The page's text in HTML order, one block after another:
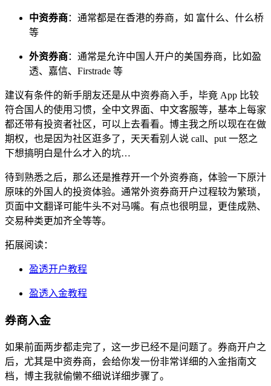
中资券商：通常都是在香港的券商，如 富什么、什么桥
等
外资券商：通常是允许中国人开户的美国券商，比如盈
透、嘉信、Firstrade 等
建议有条件的新手朋友还是从中资券商入手，毕竟 App 比较
符合国人的使用习惯，全中文界面、中文客服等，基本上每家
都还带有投资者社区，可以上去看看。博主我之所以现在在做
期权，也是因为社区逛多了，天天看别人说 call、put 一怒之
下想搞明白是什么才入的坑…
待到熟悉之后，那么还是推荐开一个外资券商，体验一下原汁
原味的外国人的投资体验。通常外资券商开户过程较为繁琐，
页面中文翻译可能牛头不对马嘴。有点也很明显，更佳成熟、
交易种类更加齐全等等。
拓展阅读：
盈透开户教程
盈透入金教程
券商入金
如果前面两步都走完了，这一步已经不是问题了。券商开户之
后，尤其是中资券商，会给你发一份非常详细的入金指南文
档，博主我就偷懒不细说详细步骤了。